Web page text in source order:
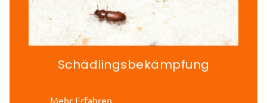
Schädlingsbekämpfung
Mehr Erfahren